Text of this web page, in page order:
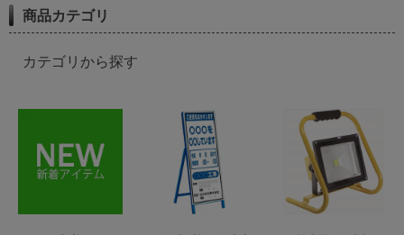
商品カテゴリ
カテゴリから探す